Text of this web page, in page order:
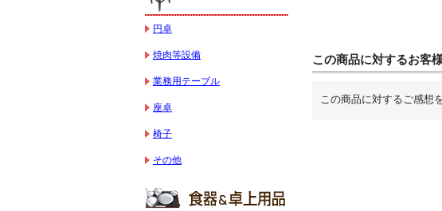
この商品に対するお客
この商品に対するご感想
円卓
焼肉等設備
業務用テーブル
座卓
椅子
その他